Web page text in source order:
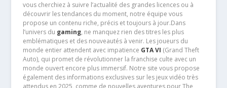
vous cherchiez à suivre l’actualité des grandes licences ou à
découvrir les tendances du moment, notre équipe vous
propose un contenu riche, précis et toujours à jour.Dans
l’univers du gaming, ne manquez rien des titres les plus
emblématiques et des nouveautés à venir. Les joueurs du
monde entier attendent avec impatience GTA VI (Grand Theft
Auto), qui promet de révolutionner la franchise culte avec un
monde ouvert encore plus immersif. Notre site vous propose
également des informations exclusives sur les jeux vidéo très
attendus en 2025, comme de nouvelles aventures pour The